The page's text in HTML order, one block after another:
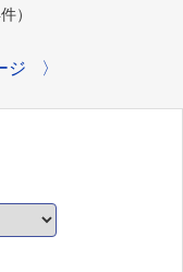
）
ジ 〉